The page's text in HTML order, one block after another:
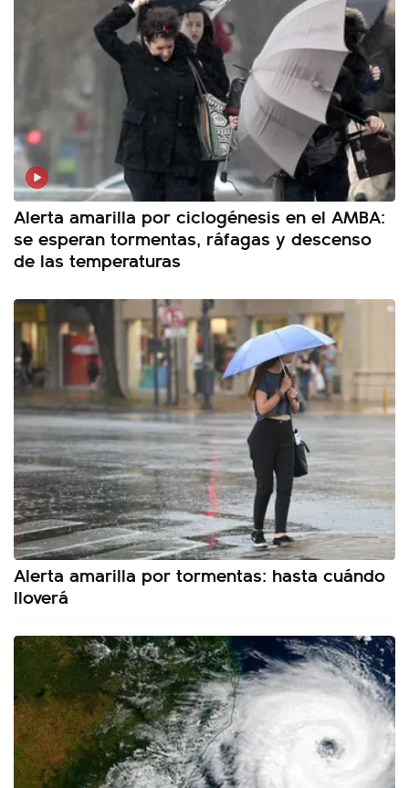
Alerta amarilla por ciclogénesis en el AMBA:
se esperan tormentas, ráfagas y descenso
de las temperaturas
Alerta amarilla por tormentas: hasta cuándo
lloverá